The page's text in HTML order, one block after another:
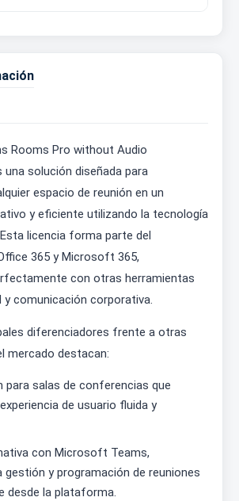
Rooms Pro without Audio
solución diseñada para
espacio de reunión en un
y eficiente utilizando la tecnología
Esta licencia forma parte del
365 y Microsoft 365,
con otras herramientas
y comunicación corporativa.
diferenciadores frente a otras
mercado destacan:
para salas de conferencias que
de usuario fluida y
con Microsoft Teams,
gestión y programación de reuniones
desde la plataforma.